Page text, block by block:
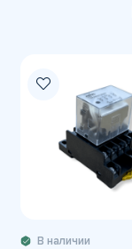
В наличии